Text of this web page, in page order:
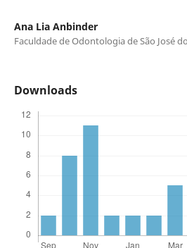
Ana Lia Anbinder
Faculdade de Odontologia de São José
Downloads